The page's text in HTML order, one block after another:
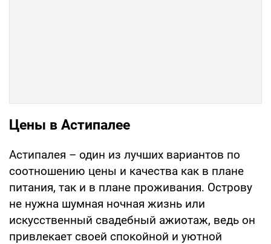
Цены в Астипалее
Астипалея – один из лучших вариантов по
соотношению цены и качества как в плане
питания, так и в плане проживания. Острову
не нужна шумная ночная жизнь или
искусственный свадебный ажиотаж, ведь он
привлекает своей спокойной и уютной